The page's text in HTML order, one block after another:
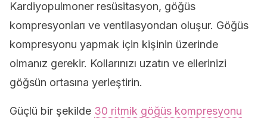
Kardiyopulmoner resüsitasyon, göğüs
kompresyonları ve ventilasyondan oluşur. Göğüs
kompresyonu yapmak için kişinin üzerinde
olmanız gerekir. Kollarınızı uzatın ve ellerinizi
göğsün ortasına yerleştirin.
Güçlü bir şekilde 30 ritmik göğüs kompresyonu